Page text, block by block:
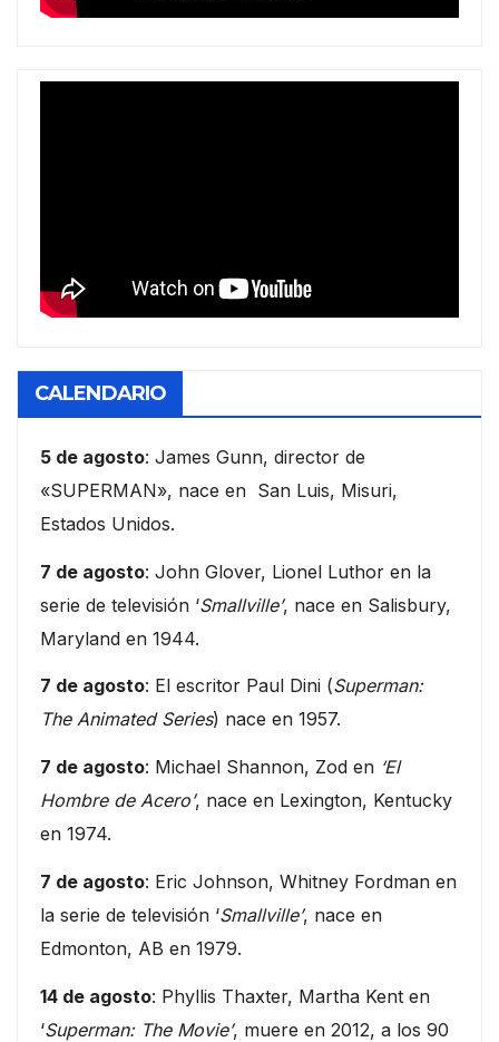
CALENDARIO
5 de agosto: James Gunn, director de
«SUPERMAN», nace en San Luis, Misuri,
Estados Unidos.
7 de agosto: John Glover, Lionel Luthor en la
serie de televisión ‘Smallville’, nace en Salisbury,
Maryland en 1944.
7 de agosto: El escritor Paul Dini (Superman:
The Animated Series) nace en 1957.
7 de agosto: Michael Shannon, Zod en ‘El
Hombre de Acero’, nace en Lexington, Kentucky
en 1974.
7 de agosto: Eric Johnson, Whitney Fordman en
la serie de televisión ‘Smallville’, nace en
Edmonton, AB en 1979.
14 de agosto: Phyllis Thaxter, Martha Kent en
‘Superman: The Movie’, muere en 2012, a los 90